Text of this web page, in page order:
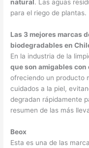
natural. Las aguas
para el riego de plantas.
Las 3 mejores marcas
biodegradables en
En la industria de la
que son amigables con
ofreciendo un producto
cuidados a la piel,
degradan rápidamente
resumen de las más
Beox
Esta es una de las